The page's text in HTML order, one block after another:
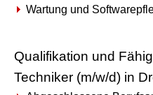
Wartung und
Qualifikation und
Techniker (m/w/d) in